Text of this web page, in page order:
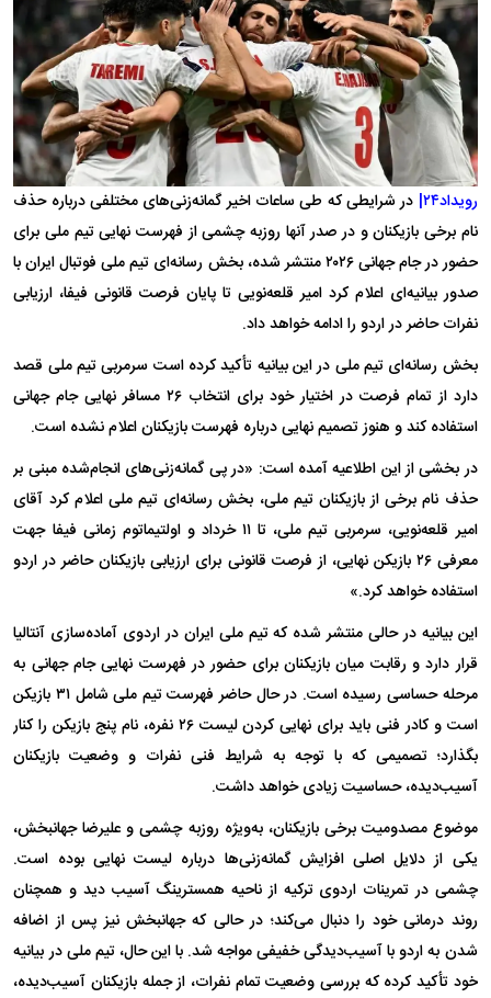
رویداد۲۴|
در شرایطی که طی ساعات اخیر گمانه‌زنی‌های مختلفی درباره حذف
نام برخی بازیکنان و در صدر آنها روزبه چشمی از فهرست نهایی تیم ملی برای
حضور در جام جهانی ۲۰۲۶ منتشر شده، بخش رسانه‌ای تیم ملی فوتبال ایران با
صدور بیانیه‌ای اعلام کرد امیر قلعه‌نویی تا پایان فرصت قانونی فیفا، ارزیابی
نفرات حاضر در اردو را ادامه خواهد داد.
بخش رسانه‌ای تیم ملی در این بیانیه تأکید کرده است سرمربی تیم ملی قصد
دارد از تمام فرصت در اختیار خود برای انتخاب ۲۶ مسافر نهایی جام جهانی
استفاده کند و هنوز تصمیم نهایی درباره فهرست بازیکنان اعلام نشده است.
در بخشی از این اطلاعیه آمده است: «در پی گمانه‌زنی‌های انجام‌شده مبنی بر
حذف نام برخی از بازیکنان تیم ملی، بخش رسانه‌ای تیم ملی اعلام کرد آقای
امیر قلعه‌نویی، سرمربی تیم ملی، تا ۱۱ خرداد و اولتیماتوم زمانی فیفا جهت
معرفی ۲۶ بازیکن نهایی، از فرصت قانونی برای ارزیابی بازیکنان حاضر در اردو
استفاده خواهد کرد.»
این بیانیه در حالی منتشر شده که تیم ملی ایران در اردوی آماده‌سازی آنتالیا
قرار دارد و رقابت میان بازیکنان برای حضور در فهرست نهایی جام جهانی به
مرحله حساسی رسیده است. در حال حاضر فهرست تیم ملی شامل ۳۱ بازیکن
است و کادر فنی باید برای نهایی کردن لیست ۲۶ نفره، نام پنج بازیکن را کنار
بگذارد؛ تصمیمی که با توجه به شرایط فنی نفرات و وضعیت بازیکنان
آسیب‌دیده، حساسیت زیادی خواهد داشت.
موضوع مصدومیت برخی بازیکنان، به‌ویژه روزبه چشمی و علیرضا جهانبخش،
یکی از دلایل اصلی افزایش گمانه‌زنی‌ها درباره لیست نهایی بوده است.
چشمی در تمرینات اردوی ترکیه از ناحیه همسترینگ آسیب دید و همچنان
روند درمانی خود را دنبال می‌کند؛ در حالی که جهانبخش نیز پس از اضافه
شدن به اردو با آسیب‌دیدگی خفیفی مواجه شد. با این حال، تیم ملی در بیانیه
خود تأکید کرده که بررسی وضعیت تمام نفرات، از جمله بازیکنان آسیب‌دیده،